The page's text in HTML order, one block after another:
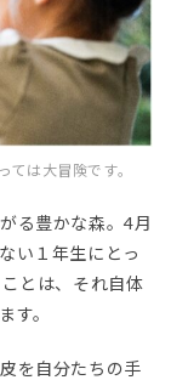
は大冒険です。
る豊かな森。4月
い１年生にとっ
とは、それ自体
す。
を自分たちの手